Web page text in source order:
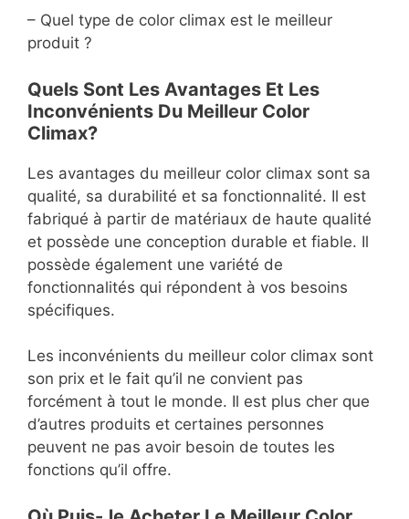
– Quel type de color climax est le meilleur
produit ?
Quels Sont Les Avantages Et Les
Inconvénients Du Meilleur Color
Climax?
Les avantages du meilleur color climax sont sa
qualité, sa durabilité et sa fonctionnalité. Il est
fabriqué à partir de matériaux de haute qualité
et possède une conception durable et fiable. Il
possède également une variété de
fonctionnalités qui répondent à vos besoins
spécifiques.
Les inconvénients du meilleur color climax sont
son prix et le fait qu’il ne convient pas
forcément à tout le monde. Il est plus cher que
d’autres produits et certaines personnes
peuvent ne pas avoir besoin de toutes les
fonctions qu’il offre.